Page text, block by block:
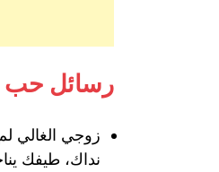
رسائل حب
زوجي الغالي
نداك، طيفك